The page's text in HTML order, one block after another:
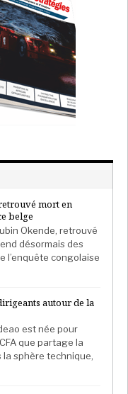
mort en
belge
Okende, retrouvé
désormais des
l’enquête congolaise
autour de la
est née pour
que partage la
la sphère technique,